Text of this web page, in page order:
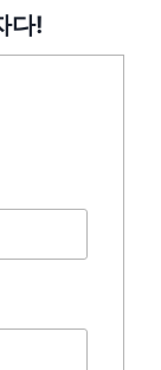
다!